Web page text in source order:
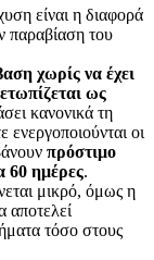
είναι η διαφορά
παραβίαση του
χωρίς να έχει
ως
κανονικά τη
οι
πρόστιμο
60 ημέρες.
μικρό, όμως η
αποτελεί
τόσο στους